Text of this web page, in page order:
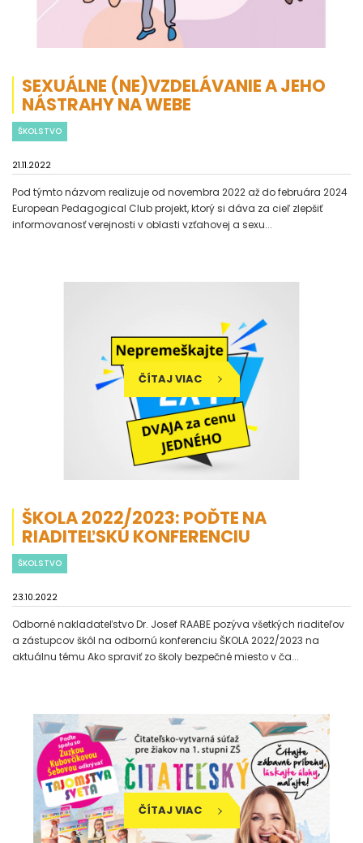
SEXUÁLNE (NE)VZDELÁVANIE A JEHO
NÁSTRAHY NA WEBE
ŠKOLSTVO
21.11.2022
Pod týmto názvom realizuje od novembra 2022 až do februára 2024
European Pedagogical Club projekt, ktorý si dáva za cieľ zlepšiť
informovanosť verejnosti v oblasti vzťahovej a sexu...
ČÍTAJ VIAC
ŠKOLA 2022/2023: POĎTE NA
RIADITEĽSKÚ KONFERENCIU
ŠKOLSTVO
23.10.2022
Odborné nakladateľstvo Dr. Josef RAABE pozýva všetkých riaditeľov
a zástupcov škôl na odbornú konferenciu ŠKOLA 2022/2023 na
aktuálnu tému Ako spraviť zo školy bezpečné miesto v ča...
ČÍTAJ VIAC